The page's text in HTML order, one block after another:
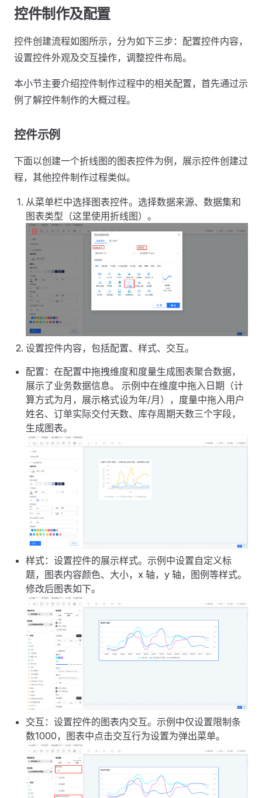
控件制作及配置
控件创建流程如图所示，分为如下三步：配置控件内容，
设置控件外观及交互操作，调整控件布局。
本小节主要介绍控件制作过程中的相关配置，首先通过示
例了解控件制作的大概过程。
控件示例
下面以创建一个折线图的图表控件为例，展示控件创建过
程，其他控件制作过程类似。
从菜单栏中选择图表控件。选择数据来源、数据集和
图表类型（这里使用折线图）。
设置控件内容，包括配置、样式、交互。
配置：在配置中拖拽维度和度量生成图表聚合数据，
展示了业务数据信息。 示例中在维度中拖入日期（计
算方式为月，展示格式设为年/月），度量中拖入用户
姓名、订单实际交付天数、库存周期天数三个字段，
生成图表。
样式：设置控件的展示样式。示例中设置自定义标
题，图表内容颜色、大小，x 轴，y 轴，图例等样式。
修改后图表如下。
交互：设置控件的图表内交互。示例中仅设置限制条
数1000，图表中点击交互行为设置为弹出菜单。